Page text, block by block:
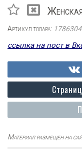
Артикул товара:
ссылка на пост в
Материал размещен на